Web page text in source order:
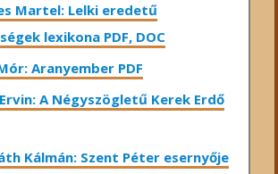
Martel: Lelki eredetű
lexikona PDF, DOC
Aranyember PDF
A Négyszögletű Kerek Erdő
Kálmán: Szent Péter esernyője